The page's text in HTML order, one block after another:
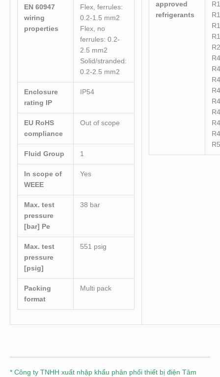
EN 60947
wiring
properties
Flex, ferrules:
0.2-1.5 mm2
Flex, no
ferrules: 0.2-
2.5 mm2
Solid/stranded:
0.2-2.5 mm2
Enclosure
rating IP
IP54
EU RoHS
compliance
Out of scope
Fluid Group 1
In scope of
WEEE
Yes
Max. test
pressure
[bar] Pe
38 bar
Max. test
pressure
[psig]
551 psig
Packing
format
Multi pack
approved
refrigerants
* Công ty TNHH xuất nhập khẩu phân phối thiết bị điện Tâm